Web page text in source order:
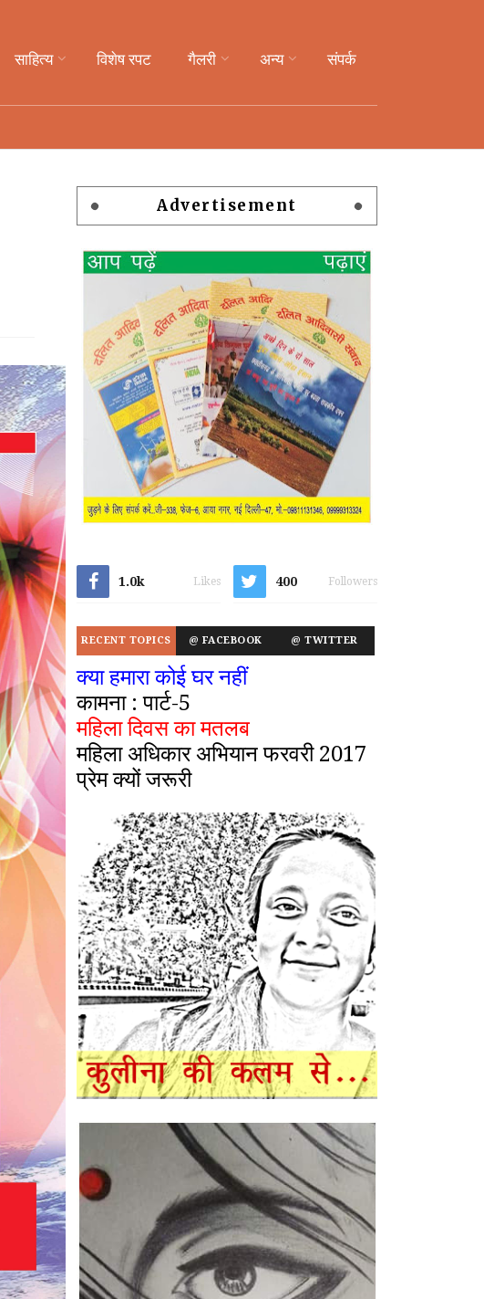
साहित्य विशेष रपट गैलरी अन्य संपर्क
Advertisement
1.0k Likes 400 Followers
RECENT TOPICS @ FACEBOOK @ TWITTER
क्या हमारा कोई घर नहीं
कामना : पार्ट-5
महिला दिवस का मतलब
महिला अधिकार अभियान फरवरी 2017
प्रेम क्यों जरूरी